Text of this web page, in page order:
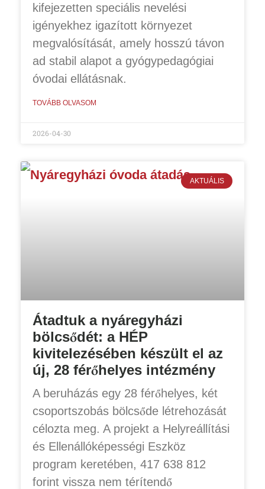
kifejezetten speciális nevelési
igényekhez igazított környezet
megvalósítását, amely hosszú távon
ad stabil alapot a gyógypedagógiai
óvodai ellátásnak.
TOVÁBB OLVASOM
2026-04-30
AKTUÁLIS
Átadtuk a nyáregyházi
bölcsődét: a HÉP
kivitelezésében készült el az
új, 28 férőhelyes intézmény
A beruházás egy 28 férőhelyes, két
csoportszobás bölcsőde létrehozását
célozta meg. A projekt a Helyreállítási
és Ellenállóképességi Eszköz
program keretében, 417 638 812
forint vissza nem térítendő